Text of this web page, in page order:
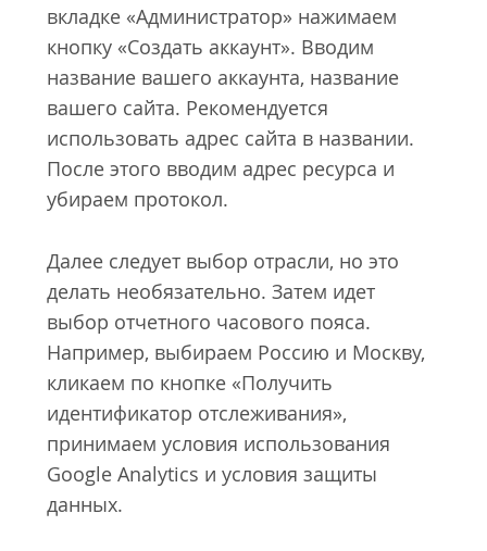
вкладке «Администратор» нажимаем
кнопку «Создать аккаунт». Вводим
название вашего аккаунта, название
вашего сайта. Рекомендуется
использовать адрес сайта в названии.
После этого вводим адрес ресурса и
убираем протокол.
Далее следует выбор отрасли, но это
делать необязательно. Затем идет
выбор отчетного часового пояса.
Например, выбираем Россию и Москву,
кликаем по кнопке «Получить
идентификатор отслеживания»,
принимаем условия использования
Google Analytics и условия защиты
данных.